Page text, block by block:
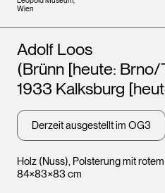
Wien
Holz (Nuss), Polsterung mit
84×83×83 cm
Künstler*innen
Adolf Loos
(Brünn [heute:
1933 Kalksburg
Derzeit ausgestellt im OG3